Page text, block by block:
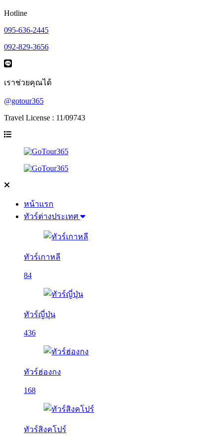
Hotline
095-636-2445
092-829-3656
เราช่วยคุณได้
@gotour365
Travel License : 11/09743
หน้าแรก
ทัวร์ต่างประเทศ
ทัวร์เกาหลี
84
ทัวร์ญี่ปุ่น
436
ทัวร์ฮ่องกง
168
ทัวร์สิงคโปร์